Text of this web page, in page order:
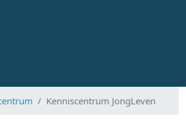
Kenniscentrum JongLeven